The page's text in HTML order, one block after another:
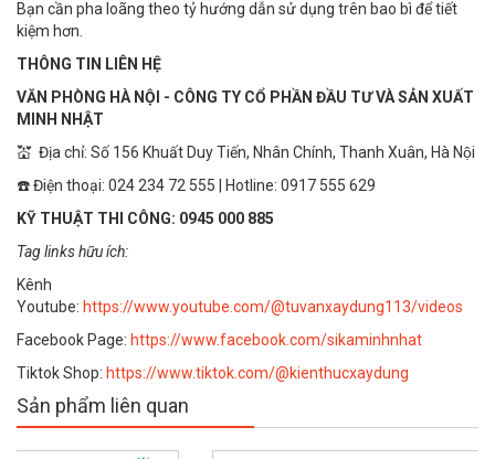
Bạn cần pha loãng theo tỷ hướng dẫn sử dụng trên bao bì để tiết
kiệm hơn.
THÔNG TIN LIÊN HỆ
VĂN PHÒNG HÀ NỘI - CÔNG TY CỔ PHẦN ĐẦU TƯ VÀ SẢN XUẤT
MINH NHẬT
💒 Địa chỉ: Số 156 Khuất Duy Tiến, Nhân Chính, Thanh Xuân, Hà Nội
☎️ Điện thoại: 024 234 72 555 | Hotline: 0917 555 629
KỸ THUẬT THI CÔNG: 0945 000 885
Tag links hữu ích:
Kênh
Youtube: https://www.youtube.com/@tuvanxaydung113/videos
Facebook Page: https://www.facebook.com/sikaminhnhat
Tiktok Shop: https://www.tiktok.com/@kienthucxaydung
Sản phẩm liên quan